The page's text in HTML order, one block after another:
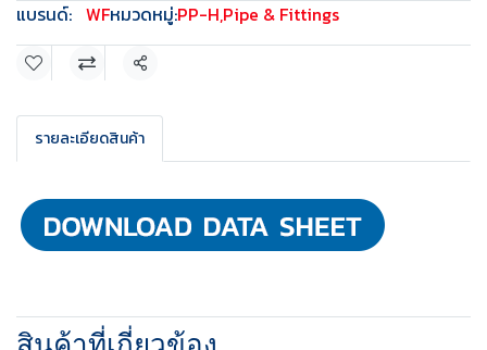
แบรนด์: WFหมวดหมู่:PP-H,Pipe & Fittings
แชร์
รายละเอียดสินค้า